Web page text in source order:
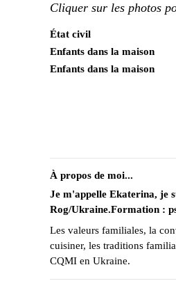
Cliquer sur les photos
État civil
Enfants dans la maison
Enfants dans la maison
À propos de moi...
Je m'appelle Ekaterina, je
Rog/Ukraine.Formation :
Les valeurs familiales, la
cuisiner, les traditions
CQMI en Ukraine.